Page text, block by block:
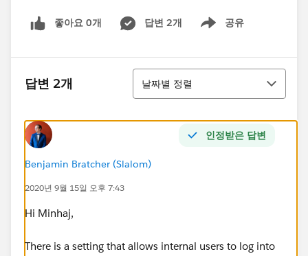
좋아요 0개 답변 2개 공유
Show menu
답변 2개
정렬
날짜별 정렬
인정받은 답변
Benjamin Bratcher (Slalom)
2020년 9월 15일 오후 7:43
Hi Minhaj,
There is a setting that allows internal users to log into